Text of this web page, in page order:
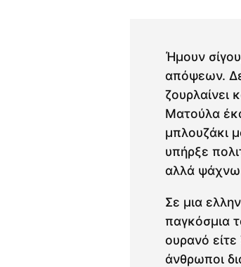
Ήμουν
απόψεων.
ζουρλαίνει
Ματούλα
μπλουζάκι
υπήρξε
αλλά ψάχνω
Σε μια
παγκόσμια
ουρανό είτε
άνθρωποι